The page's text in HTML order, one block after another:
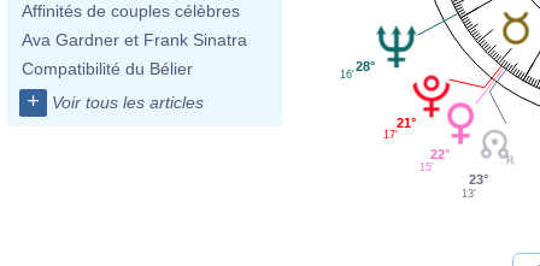
Affinités de couples célèbres
Ava Gardner et Frank Sinatra
Compatibilité du Bélier
+ Voir tous les articles
28°
16'
21°
17'
22°
15'
23°
13'